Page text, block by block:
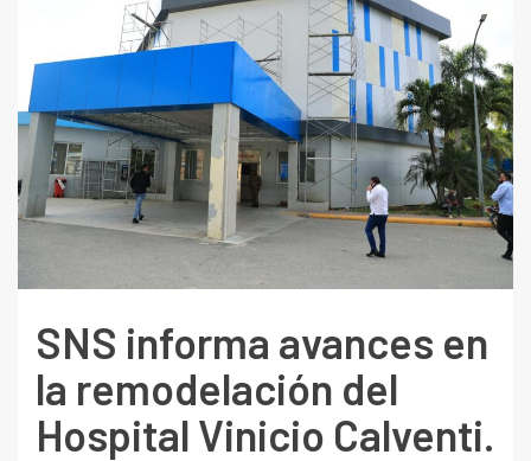
SNS informa avances en
la remodelación del
Hospital Vinicio Calventi.